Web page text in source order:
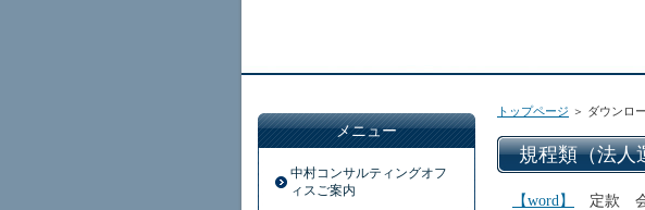
トップページ ＞ ダウンロ
規程類（法人
【word】
定款 会
メニュー
中村コンサルティングオフ
ィスご案内